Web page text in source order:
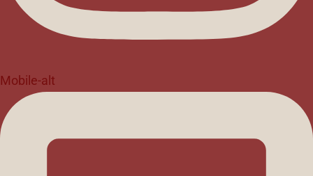
Mobile-alt